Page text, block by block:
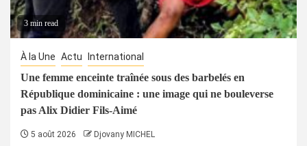
3 min read
À la Une Actu International
Une femme enceinte traînée sous des barbelés en
République dominicaine : une image qui ne bouleverse
pas Alix Didier Fils-Aimé
5 août 2026 Djovany MICHEL